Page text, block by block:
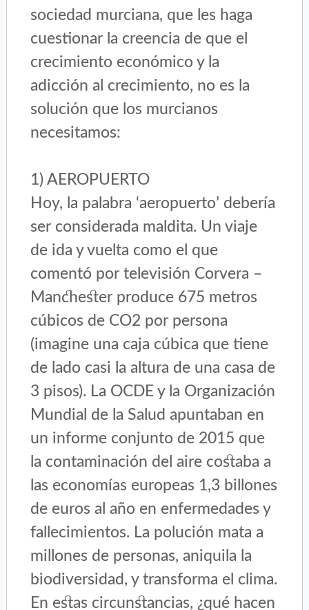
sociedad murciana, que les haga
cuestionar la creencia de que el
crecimiento económico y la
adicción al crecimiento, no es la
solución que los murcianos
necesitamos:
1) AEROPUERTO
Hoy, la palabra ‘aeropuerto’ debería
ser considerada maldita. Un viaje
de ida y vuelta como el que
comentó por televisión Corvera –
Manchester produce 675 metros
cúbicos de CO2 por persona
(imagine una caja cúbica que tiene
de lado casi la altura de una casa de
3 pisos). La OCDE y la Organización
Mundial de la Salud apuntaban en
un informe conjunto de 2015 que
la contaminación del aire costaba a
las economías europeas 1,3 billones
de euros al año en enfermedades y
fallecimientos. La polución mata a
millones de personas, aniquila la
biodiversidad, y transforma el clima.
En estas circunstancias, ¿qué hacen